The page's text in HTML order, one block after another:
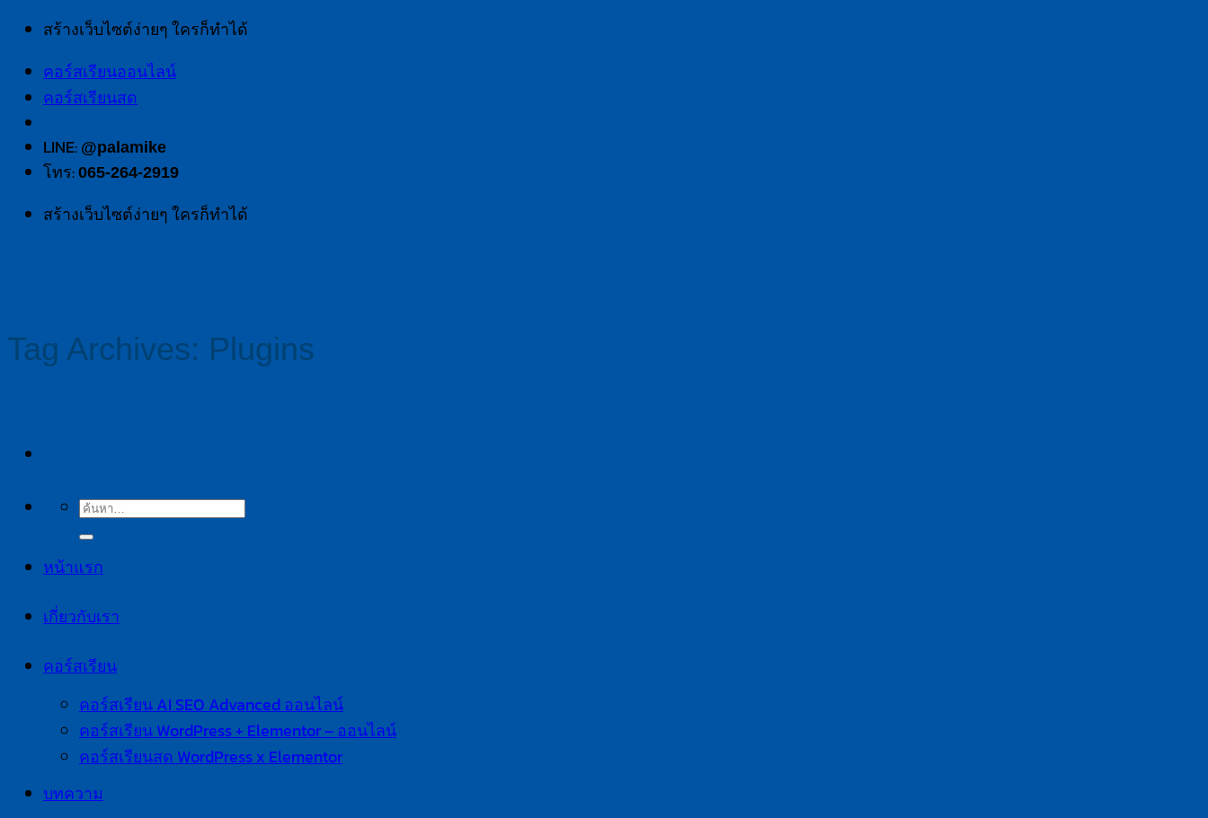
Skip
content
สร้างเว็บไซต์ง่ายๆ ใครก็ทำได้
คอร์สเรียนออนไลน์
คอร์สเรียนสด
LINE: @palamike
โทร: 065-264-2919
สร้างเว็บไซต์ง่ายๆ ใครก็ทำได้
ค้นหา:
หน้าแรก
เกี่ยวกับเรา
คอร์สเรียน
คอร์สเรียน AI SEO Advanced ออนไลน์
คอร์สเรียน WordPress + Elementor – ออนไลน์
คอร์สเรียนสด WordPress x Elementor
บทความ
Tag Archives: Plugins